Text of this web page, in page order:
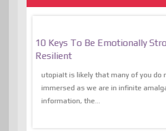
10 Keys To Be Emotionally
Resilient
utopiaIt is likely that many of you do
immersed as we are in infinite
information, the...